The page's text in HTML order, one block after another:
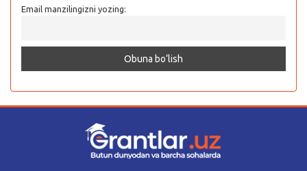
Email manzilingizni yozing: